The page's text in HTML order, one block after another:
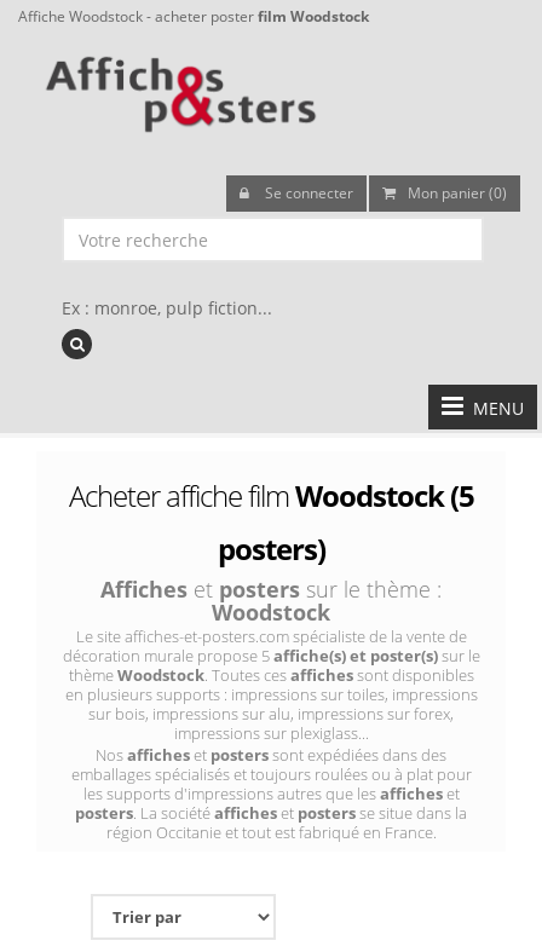
Affiche Woodstock - acheter posterfilm Woodstock
Se connecter Mon panier (0)
Ex : monroe, pulp fiction...
MENU
Acheter affiche filmWoodstock (5
posters)
Affiches et posters sur le thème :
Woodstock
Le site affiches-et-posters.com spécialiste de la vente de
décoration murale propose 5affiche(s) et poster(s)sur le
thèmeWoodstock. Toutes cesaffichessont disponibles
en plusieurs supports : impressions sur toiles, impressions
sur bois, impressions sur alu, impressions sur forex,
impressions sur plexiglass...
Nosafficheset posterssont expédiées dans des
emballages spécialisés et toujours roulées ou à plat pour
les supports d'impressions autres que lesafficheset
posters. La sociétéafficheset postersse situe dans la
région Occitanie et tout est fabriqué en France.